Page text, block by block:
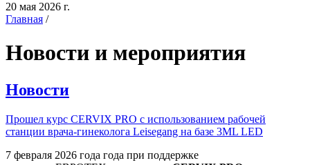
20 мая 2026 г.
Главная /
Новости и мероприятия
Новости
Прошел курс CERVIX PRO с использованием рабочей
станции врача-гинеколога Leisegang на базе 3ML LED
7 февраля 2026 года года при поддержке